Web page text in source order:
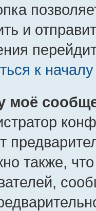
и
к началу
моё
также,